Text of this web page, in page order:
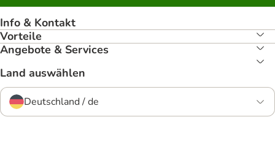
Info & Kontakt
Vorteile
Angebote & Services
Land auswählen
Deutschland / de